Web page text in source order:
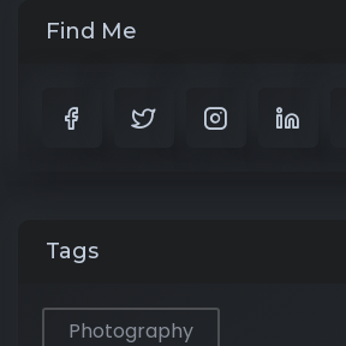
Find Me
Tags
Photography